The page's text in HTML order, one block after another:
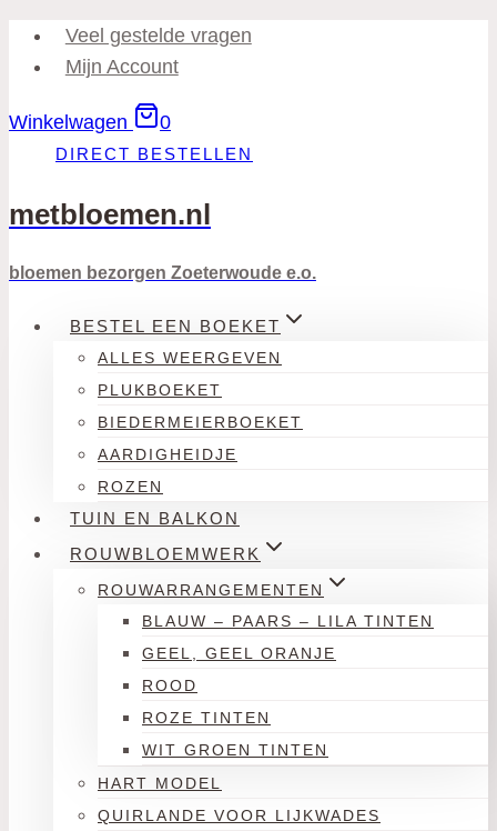
Doorgaan
naar
Veel gestelde vragen
Mijn Account
Winkelwagen 0
DIRECT BESTELLEN
metbloemen.nl
bloemen bezorgen Zoeterwoude e.o.
BESTEL EEN BOEKET
ALLES WEERGEVEN
PLUKBOEKET
BIEDERMEIERBOEKET
AARDIGHEIDJE
ROZEN
TUIN EN BALKON
ROUWBLOEMWERK
ROUWARRANGEMENTEN
BLAUW – PAARS – LILA TINTEN
GEEL, GEEL ORANJE
ROOD
ROZE TINTEN
WIT GROEN TINTEN
HART MODEL
QUIRLANDE VOOR LIJKWADES